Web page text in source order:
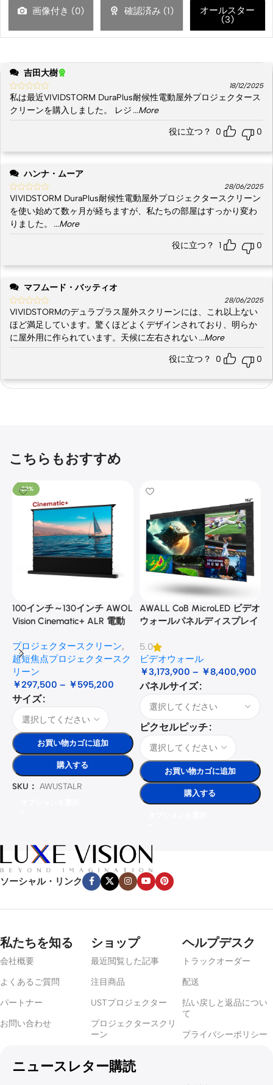
画像付き (0) 確認済み (1 )
オールスター
(3)
吉田大樹
18/12/2025
私は最近VIVIDSTORM DuraPlus耐候性電動屋外プロジェクタース
クリーンを購入しました。 レジ ...More
役に立つ？ 0 0
ハンナ・ムーア
28/06/2025
VIVIDSTORM DuraPlus耐候性電動屋外プロジェクタースクリーン
を使い始めて数ヶ月が経ちますが、私たちの部屋はすっかり変わ
りました。
...More
役に立つ？ 1 0
マフムード・バッティオ
28/06/2025
VIVIDSTORMのデュラプラス屋外スクリーンには、これ以上ない
ほど満足しています。驚くほどよくデザインされており、明らか
に屋外用に作られています。天候に左右されない...More
役に立つ？ 0 0
こちらもおすすめ
-22%
100インチ～130インチ AWOL
Vision Cinematic+ ALR 電動
プロジェクタースクリーン,
超短焦点プロジェクタースク
リーン
￥297,500 – ￥595,200
サイズ
お買い物カゴに追加
購入する
SKU： AWUSTALR
AWALL CoB MicroLED ビデオ
ウォールパネルディスプレイ
5.0
ビデオウォール
￥3,173,900 – ￥8,400,900
パネルサイズ
ピクセルピッチ
お買い物カゴに追加
購入する
ソーシャル・リンク
私たちを知る
会社概要
よくあるご質問
パートナー
お問い合わせ
ショップ
最近閲覧した記事
注目商品
USTプロジェクター
プロジェクタースクリ
ーン
ヘルプデスク
トラックオーダー
配送
払い戻しと返品につい
て
プライバシーポリシー
ニュースレター購読